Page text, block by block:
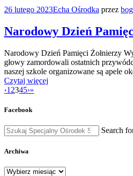
26 lutego 2023Echa Ośrodka przez
Narodowy Dzień
Narodowy Dzień Pamięci Żołnierzy
głowy zamordowali ostatnich
naszej szkole organizowane są apele
Czytaj więcej
‹1 2345›»
Facebook
Search
Archiwa
Archiwa